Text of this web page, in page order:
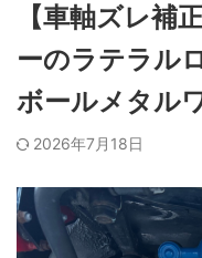
【車軸ズレ補
ーのラテラル
ボールメタル
2026年7月18日